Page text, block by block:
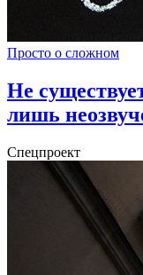
Просто о сложном
Не
лишь
Спецпроект